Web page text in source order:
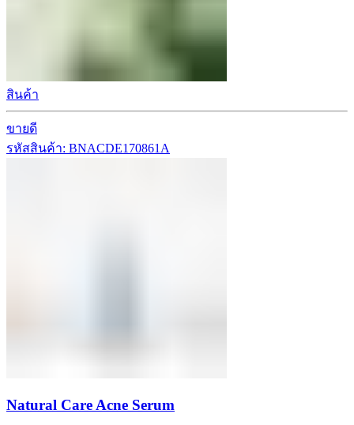
สินค้า
ขายดี
รหัสสินค้า: BNACDE170861A
Natural Care Acne Serum